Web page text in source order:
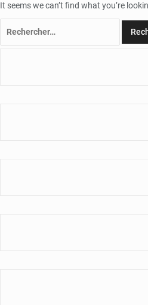
It seems we can’t find what you’re